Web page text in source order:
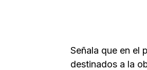
Señala que en el
destinados a la